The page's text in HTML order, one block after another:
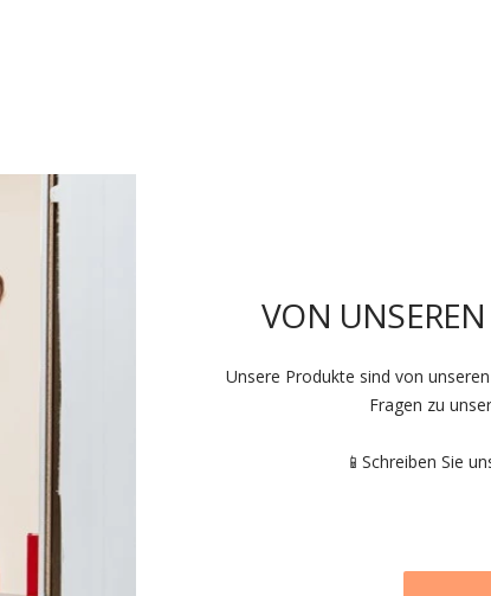
VON
Unsere Produkte sind von
Fragen zu
📱Schreiben Sie